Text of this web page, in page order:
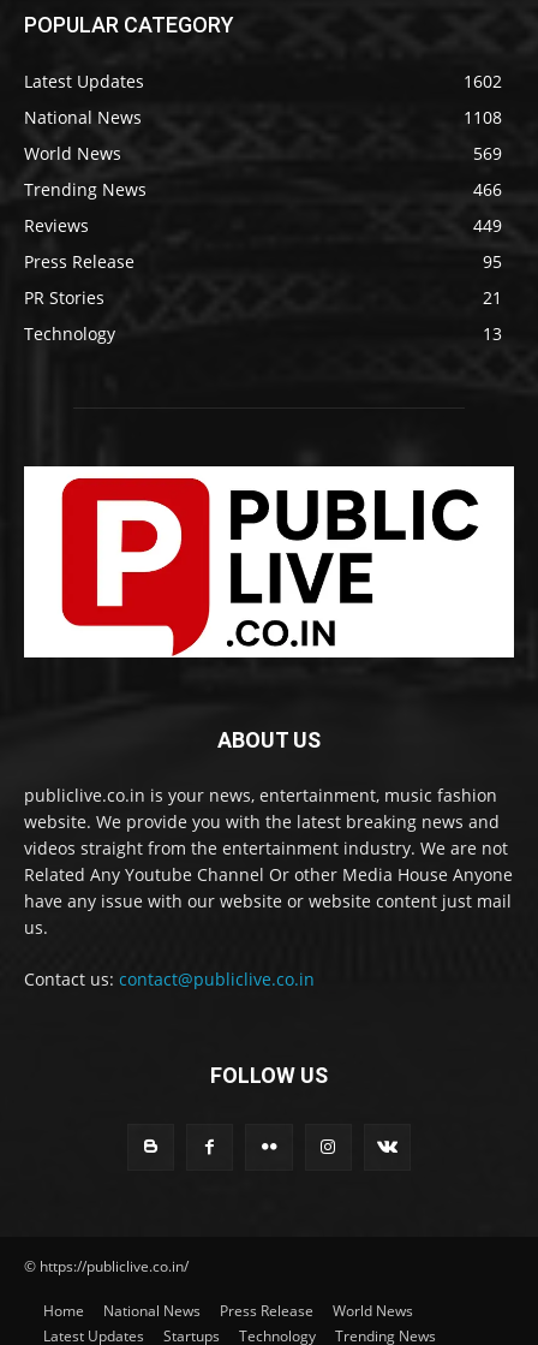
POPULAR CATEGORY
Latest Updates
1602
National News
1108
World News
569
Trending News
466
Reviews
449
Press Release
95
PR Stories
21
Technology
13
ABOUT US
publiclive.co.in is your news, entertainment, music fashion
website. We provide you with the latest breaking news and
videos straight from the entertainment industry. We are not
Related Any Youtube Channel Or other Media House Anyone
have any issue with our website or website content just mail
us.
Contact us: contact@publiclive.co.in
FOLLOW US
© https://publiclive.co.in/
Home National News Press Release
World News
Latest Updates
Startups Technology Trending News